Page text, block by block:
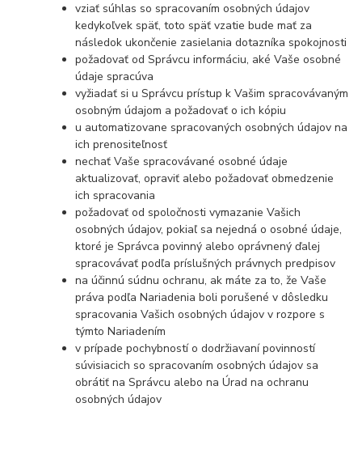
vziať súhlas so spracovaním osobných údajov
kedykoľvek späť, toto späť vzatie bude mať za
následok ukončenie zasielania dotazníka spokojnosti
požadovať od Správcu informáciu, aké Vaše osobné
údaje spracúva
vyžiadať si u Správcu prístup k Vašim spracovávaným
osobným údajom a požadovať o ich kópiu
u automatizovane spracovaných osobných údajov na
ich prenositeľnosť
nechať Vaše spracovávané osobné údaje
aktualizovať, opraviť alebo požadovať obmedzenie
ich spracovania
požadovať od spoločnosti vymazanie Vašich
osobných údajov, pokiaľ sa nejedná o osobné údaje,
ktoré je Správca povinný alebo oprávnený ďalej
spracovávať podľa príslušných právnych predpisov
na účinnú súdnu ochranu, ak máte za to, že Vaše
práva podľa Nariadenia boli porušené v dôsledku
spracovania Vašich osobných údajov v rozpore s
týmto Nariadením
v prípade pochybností o dodržiavaní povinností
súvisiacich so spracovaním osobných údajov sa
obrátiť na Správcu alebo na Úrad na ochranu
osobných údajov